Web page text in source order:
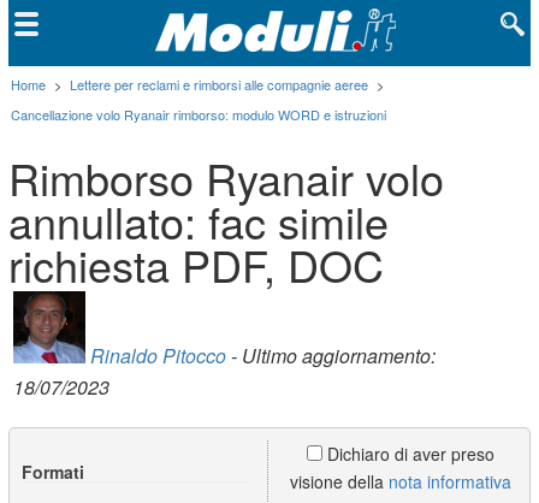
Home > Lettere per reclami e rimborsi alle compagnie aeree >
Cancellazione volo Ryanair rimborso: modulo WORD e istruzioni
Rimborso Ryanair volo
annullato: fac simile
richiesta PDF, DOC
Rinaldo Pitocco- Ultimo aggiornamento:
18/07/2023
Formati
Dichiaro di aver preso
visione della nota informativa